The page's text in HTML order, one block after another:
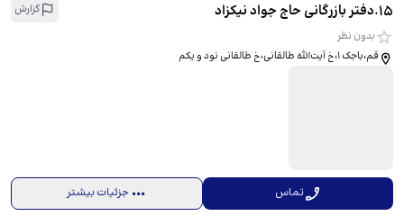
15
.دفتر بازرگانی حاج جواد نیکزاد
گزارش
بدون نظر
قم،باجک 1،خ آیت‌الله طالقانی،خ طالقانی نود و یکم
تماس جزئیات بیشتر